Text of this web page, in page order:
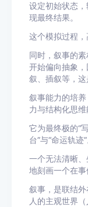
设定初始状态
现最终结果。
这个模拟过程，
同时，叙事的
开始偏向抽象
叙、插叙等，这
叙事能力的培
力与结构化思维
它为最终极的“
台”与“命运轨迹”
一个无法清晰
地刻画一个在事
叙事，是联结
人的主观世界